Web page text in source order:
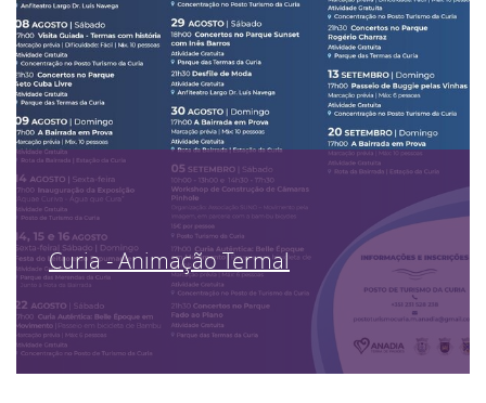
Curia - Animação Termal